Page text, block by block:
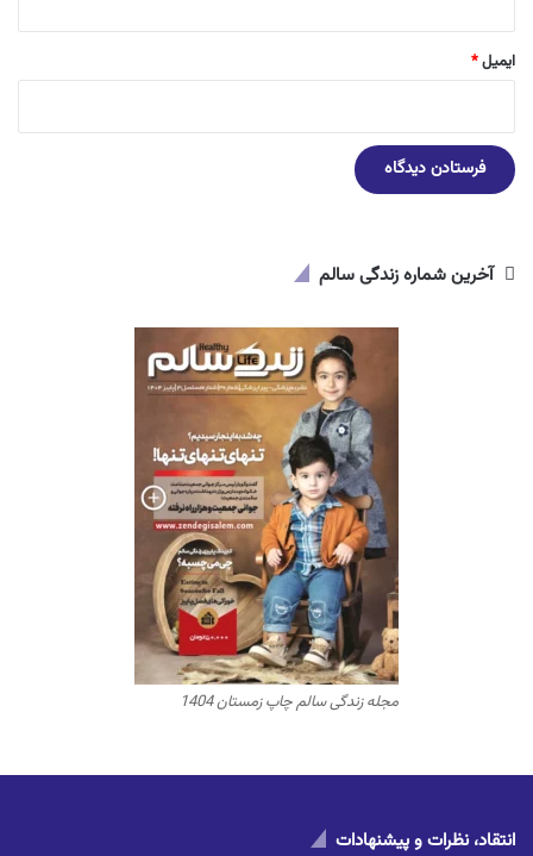
ایمیل*
آخرین شماره زندگی سالم
مجله زندگی سالم چاپ زمستان 1404
انتقاد، نظرات و پیشنهادات